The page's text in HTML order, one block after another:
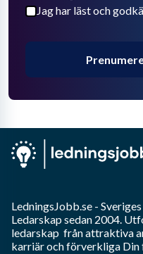
Jag har läst och
LedningsJobb.se -
Ledarskapsedan 2004.
ledarskap från attraktiva
karriär och förverkliga Din